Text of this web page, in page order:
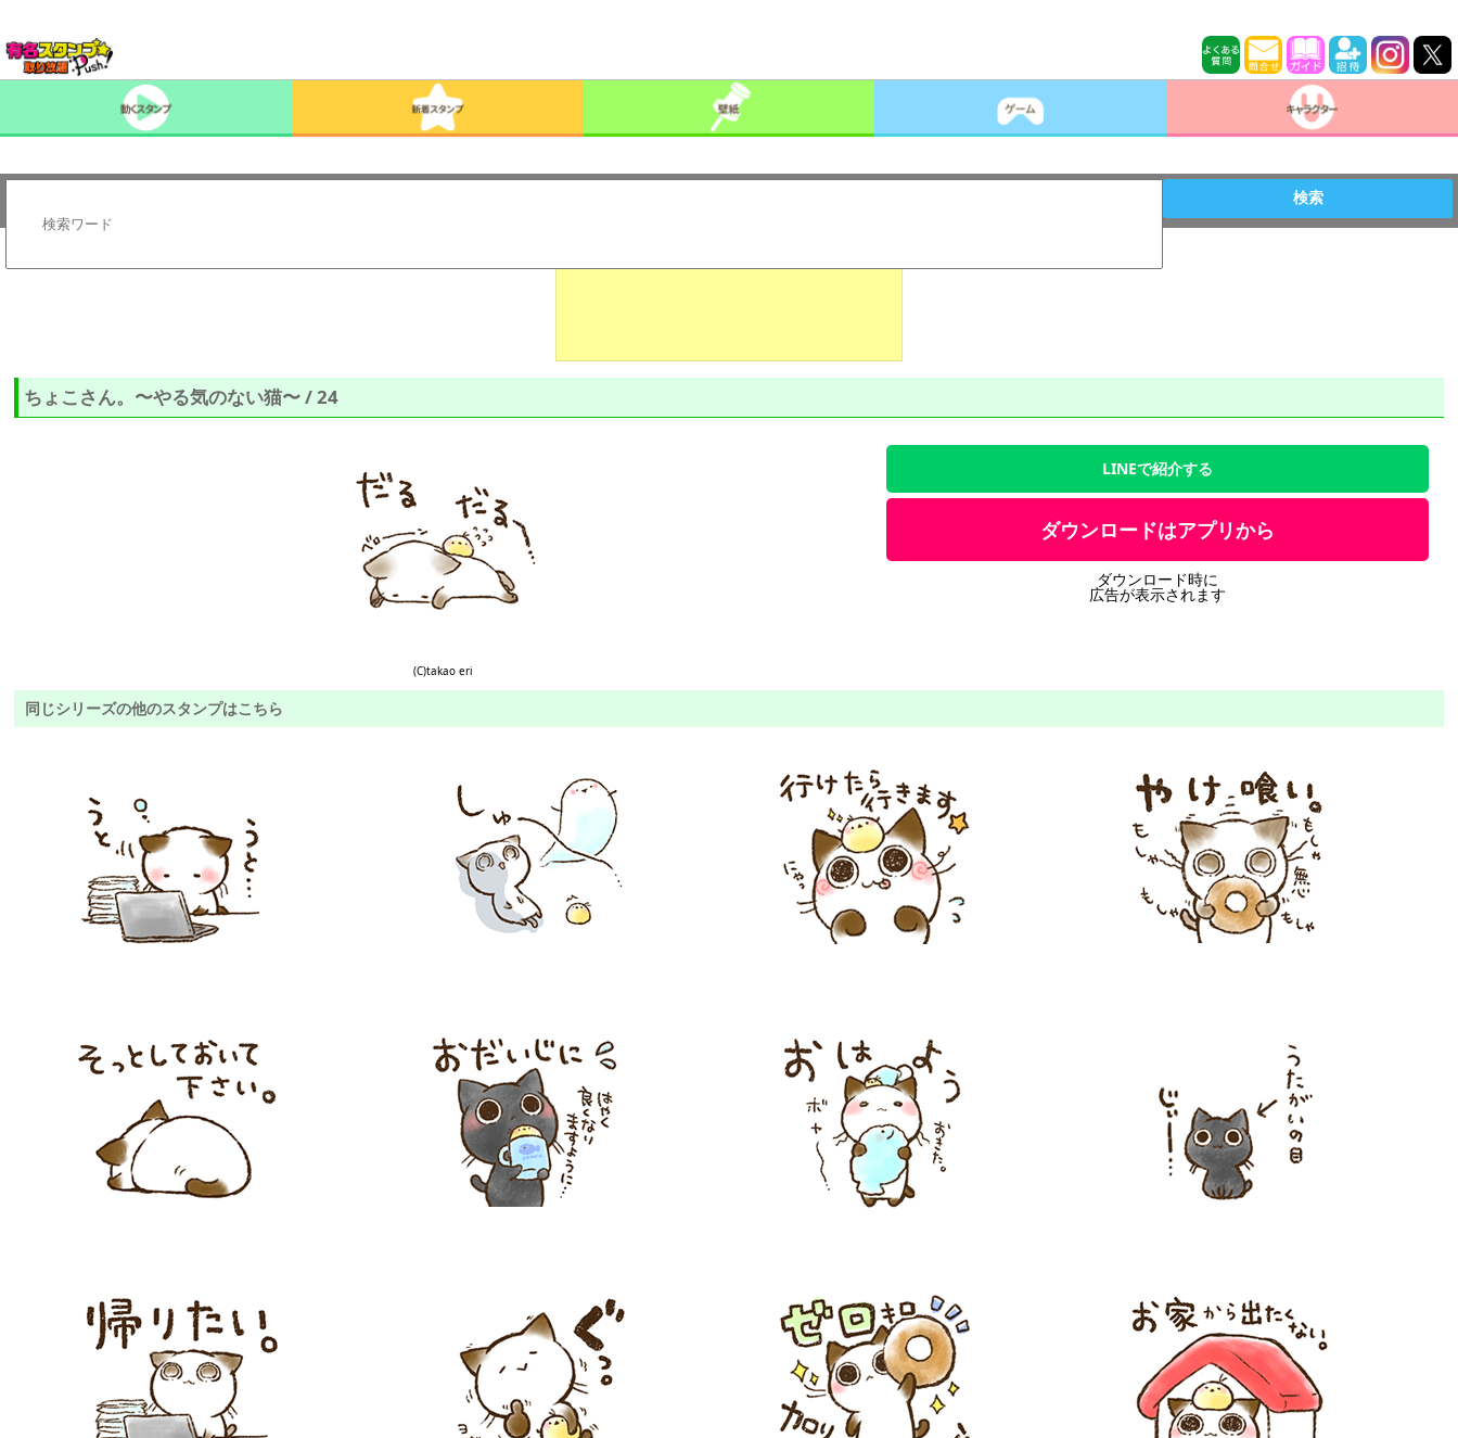
検索
ちょこさん。〜やる気のない猫〜 / 24
(C)takao eri
LINEで紹介する
ダウンロードはアプリから
ダウンロード時に
広告が表示されます
同じシリーズの他のスタンプはこちら